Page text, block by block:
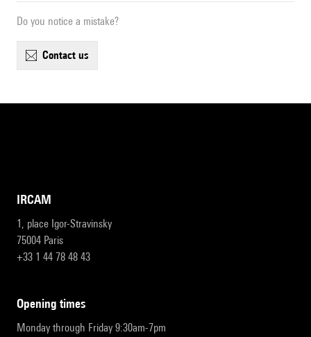
Do you notice a mistake?
contact us
IRCAM
1, place Igor-Stravinsky
75004 Paris
+33 1 44 78 48 43
opening times
Monday through Friday 9:30am-7pm